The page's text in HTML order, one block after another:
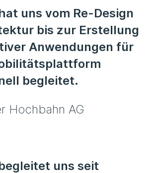
uns vom Re-Design
bis zur Erstellung
Anwendungen für
begleitet.
Hochbahn AG
uns seit